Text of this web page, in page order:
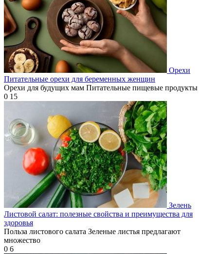
Орехи
Питательные орехи для беременных женщин
Орехи для будущих мам Питательные пищевые продукты
0 15
Зелень
Листовой салат: полезные свойства и преимущества для
здоровья
Польза листового салата Зеленые листья предлагают
множество
0 6